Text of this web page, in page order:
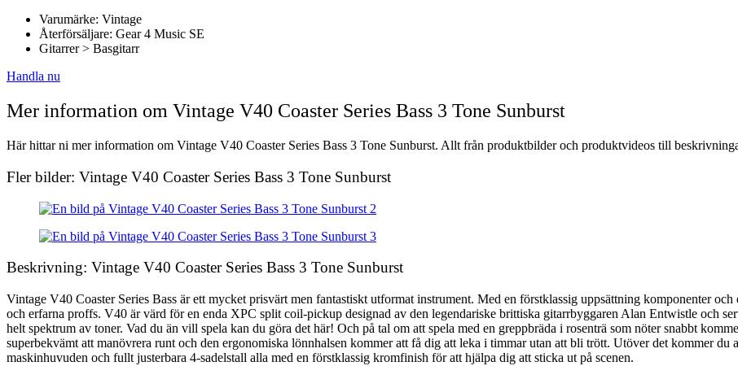
Varumärke: Vintage
Återförsäljare: Gear 4 Music SE
Gitarrer > Basgitarr
Handla nu
Mer information om Vintage V40 Coaster Series Bass 3 Tone Sunburst
Här hittar ni mer information om Vintage V40 Coaster Series Bass 3 Tone Sunburst. Allt från produktbilder och produktvideos till
Fler bilder: Vintage V40 Coaster Series Bass 3 Tone Sunburst
Beskrivning: Vintage V40 Coaster Series Bass 3 Tone Sunburst
Vintage V40 Coaster Series Bass är ett mycket prisvärt men fantastiskt utformat instrument. Med en förstklassig uppsättning komponenter och
och erfarna proffs. V40 är värd för en enda XPC split coil-pickup designad av den legendariske brittiska gitarrbyggaren Alan Entwistle och
helt spektrum av toner. Vad du än vill spela kan du göra det här! Och på tal om att spela med en greppbräda i rosenträ som nöter snabbt
superbekvämt att manövrera runt och den ergonomiska lönnhalsen kommer att få dig att leka i timmar utan att bli trött. Utöver det kommer du
maskinhuvuden och fullt justerbara 4-sadelstall alla med en förstklassig kromfinish för att hjälpa dig att sticka ut på scenen.